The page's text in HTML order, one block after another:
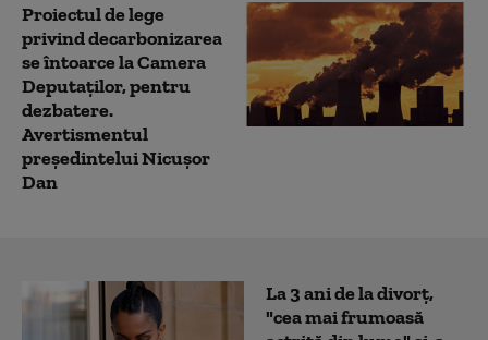
Proiectul de lege
privind decarbonizarea
se întoarce la Camera
Deputaților, pentru
dezbatere.
Avertismentul
președintelui Nicușor
Dan
La 3 ani de la divorț,
"cea mai frumoasă